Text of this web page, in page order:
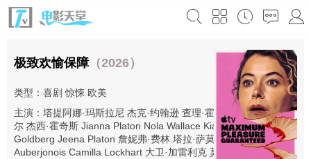
极致欢愉保障（2026）
类型： 喜剧 惊悚 欧美
主演： 塔提阿娜·玛斯拉尼 杰克·约翰逊 查理·霍尔
乔恩·迈克尔·希
尔 杰西·霍奇斯 Jianna Platon Nola Wallace Kiarra Hamagami
Goldberg Jeena Platon 詹妮弗·费林 塔拉·萨莫斯 Remy
Auberjonois Camilla Lockhart 大卫·加雷利克 莫瑞·金斯